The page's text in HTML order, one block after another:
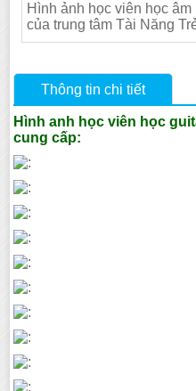
Hình ảnh học viên học
của trung tâm Tài Năng
Thông tin chi tiết
Hình anh học viên học
cung cấp: